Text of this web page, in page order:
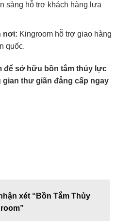
sàng hỗ trợ khách hàng lựa
nơi: Kingroom hỗ trợ giao hàng
quốc.
để sở hữu bồn tắm thủy lực
gian thư giãn đẳng cấp ngay
xét “Bồn Tắm Thủy